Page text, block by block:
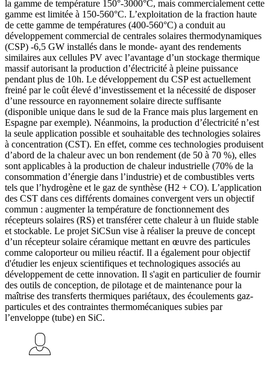
la gamme de température 150°-3000°C, mais commercialement cette
gamme est limitée à 150-560°C. L’exploitation de la fraction haute
de cette gamme de températures (400-560°C) a conduit au
développement commercial de centrales solaires thermodynamiques
(CSP) -6,5 GW installés dans le monde- ayant des rendements
similaires aux cellules PV avec l’avantage d’un stockage thermique
massif autorisant la production d’électricité à pleine puissance
pendant plus de 10h. Le développement du CSP est actuellement
freiné par le coût élevé d’investissement et la nécessité de disposer
d’une ressource en rayonnement solaire directe suffisante
(disponible unique dans le sud de la France mais plus largement en
Espagne par exemple). Néanmoins, la production d’électricité n’est
la seule application possible et souhaitable des technologies solaires
à concentration (CST). En effet, comme ces technologies produisent
d’abord de la chaleur avec un bon rendement (de 50 à 70 %), elles
sont applicables à la production de chaleur industrielle (70% de la
consommation d’énergie dans l’industrie) et de combustibles verts
tels que l’hydrogène et le gaz de synthèse (H2 + CO). L’application
des CST dans ces différents domaines convergent vers un objectif
commun : augmenter la température de fonctionnement des
récepteurs solaires (RS) et transférer cette chaleur à un fluide stable
et stockable. Le projet SiCSun vise à réaliser la preuve de concept
d’un récepteur solaire céramique mettant en œuvre des particules
comme caloporteur ou milieu réactif. Il a également pour objectif
d'étudier les enjeux scientifiques et technologiques associés au
développement de cette innovation. Il s'agit en particulier de fournir
des outils de conception, de pilotage et de maintenance pour la
maîtrise des transferts thermiques pariétaux, des écoulements gaz-
particules et des contraintes thermomécaniques subies par
l’enveloppe (tube) en SiC.